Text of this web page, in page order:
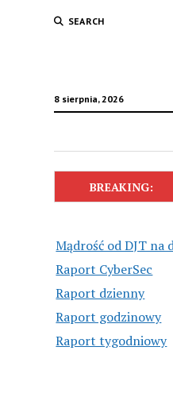
SEARCH
8 sierpnia, 2026
BREAKING:
Mądrość od DJT na
Raport CyberSec
Raport dzienny
Raport godzinowy
Raport tygodniowy